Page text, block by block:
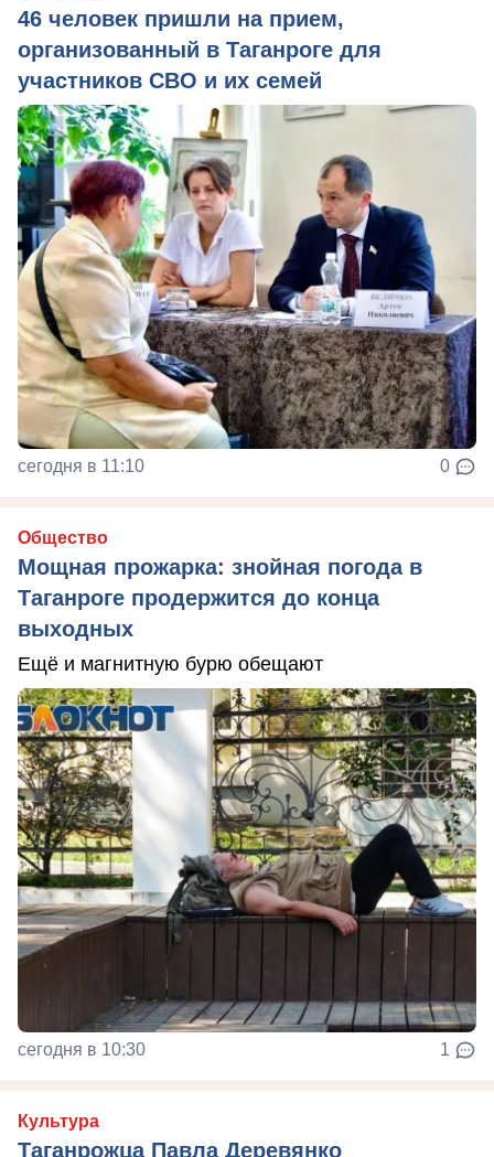
46 человек пришли на прием,
организованный в Таганроге для
участников СВО и их семей
сегодня в 11:10 0
Общество
Мощная прожарка: знойная погода в
Таганроге продержится до конца
выходных
Ещё и магнитную бурю обещают
сегодня в 10:30 1
Культура
Таганрожца Павла Деревянко